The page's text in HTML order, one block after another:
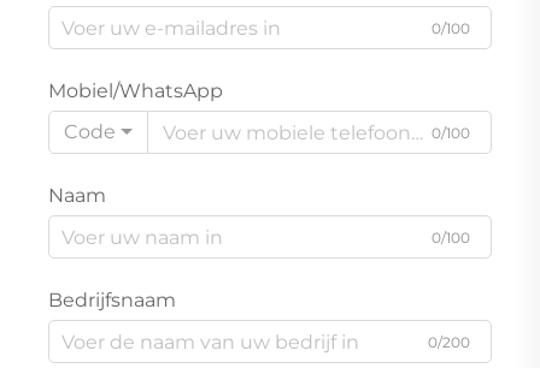
0/100
Mobiel/WhatsApp
Code
0/100
Naam
0/100
Bedrijfsnaam
0/200